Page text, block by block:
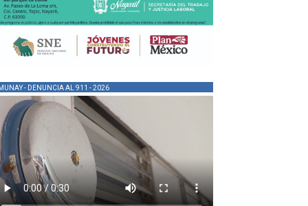
- DENUNCIA AL 911 - 2026